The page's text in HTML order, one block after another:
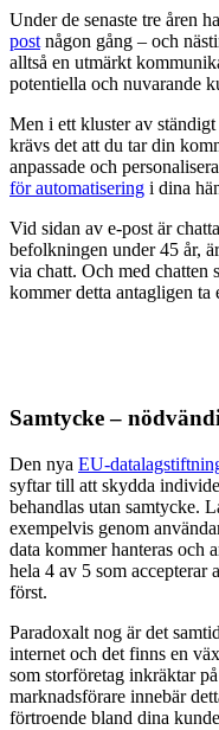
Under de senaste tre åren
post någon gång – och
alltså en utmärkt
potentiella och nuvarande
Men i ett kluster av
krävs det att du tar din
anpassade och
för automatisering i dina
Vid sidan av e-post är
befolkningen under 45 år,
via chatt. Och med chatten
kommer detta antagligen
Samtycke –
Den nya EU-
syftar till att skydda
behandlas utan samtycke.
exempelvis genom
data kommer hanteras och
hela 4 av 5 som accepterar
först.
Paradoxalt nog är det
internet och det finns en
som storföretag inkräktar
marknadsförare innebär
förtroende bland dina